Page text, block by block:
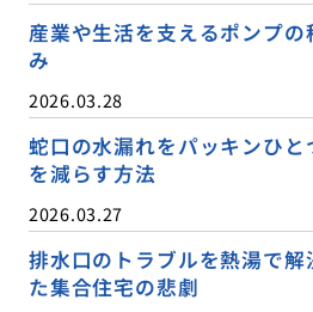
産業や生活を支えるポンプ
み
2026.03.28
蛇口の水漏れをパッキンひ
を減らす方法
2026.03.27
排水口のトラブルを熱湯で
た集合住宅の悲劇